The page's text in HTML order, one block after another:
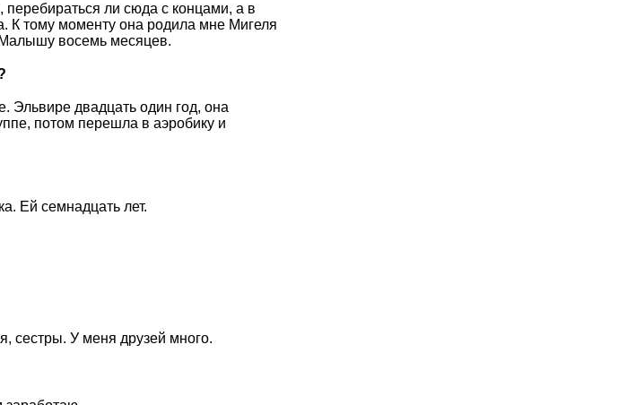
ли сюда с концами, а в
К тому моменту она родила мне Мигеля
Малышу восемь месяцев.
Эльвире двадцать один год, она
потом перешла в аэробику и
Ей семнадцать лет.
сестры. У меня друзей много.